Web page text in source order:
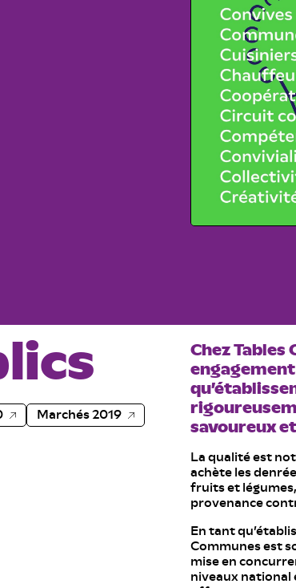
Marchés 2019
Chez
savoureux
La qualité est
achète les
fruits et
provenance
En tant
Communes est
mise en
niveaux